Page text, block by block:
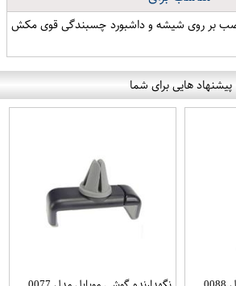
نصب بر روی شیشه و داشبورد چسبندگی قوی مکش
پیشنهاد هایی برای شما